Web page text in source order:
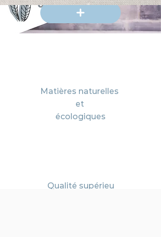
Matières naturelles
et
écologiques
Qualité supérieu